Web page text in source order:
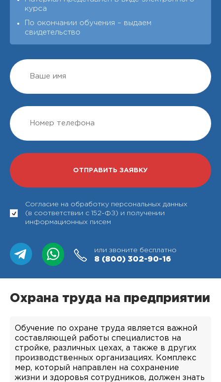
курса
По окончании обучения – выдаeм
свидетельство
Согласие на обработку персональных данных
(в соответствии с 152-ФЗ) и получении
информационных писем
или звоните бесплатно
8 (800) 302-90-16
Охрана труда на предприятии
Обучение по охране труда является важной
составляющей работы специалистов на
стройке, различных цехах, а также в других
производственных организациях. Комплекс
мер, который направлен на сохранение
жизни и здоровья сотрудников, должен знать